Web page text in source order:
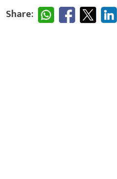
Share: